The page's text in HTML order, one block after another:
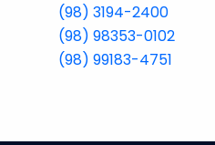
(98) 3194-2400
(98) 98353-0102
(98) 99183-4751